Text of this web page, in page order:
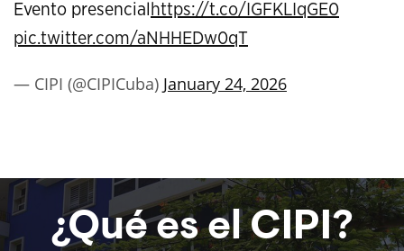
Evento presencial https://t.co/IGFKLIqGE0
pic.twitter.com/aNHHEDw0qT
— CIPI (@CIPICuba) January 24, 2026
¿Qué es el CIPI?